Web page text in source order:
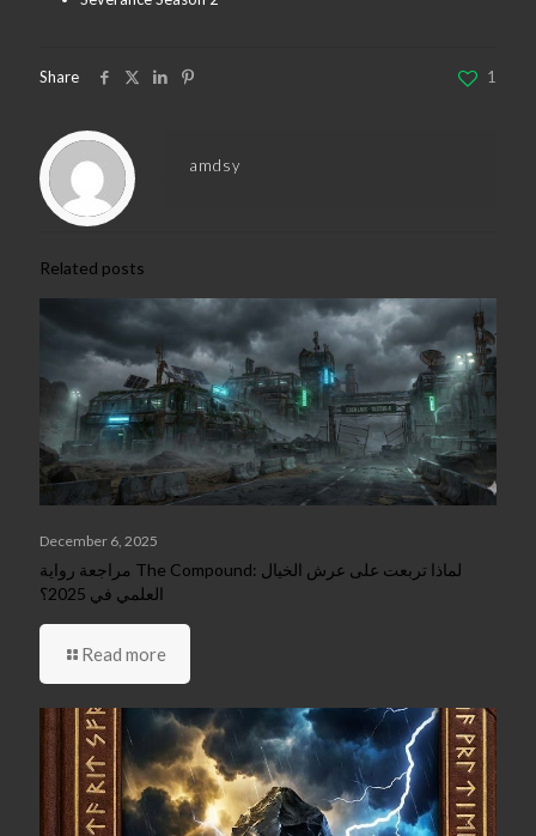
Share 1
amdsy
Related posts
December 6, 2025
مراجعة رواية The Compound: لماذا تربعت على عرش الخيال
العلمي في 2025؟
Read more